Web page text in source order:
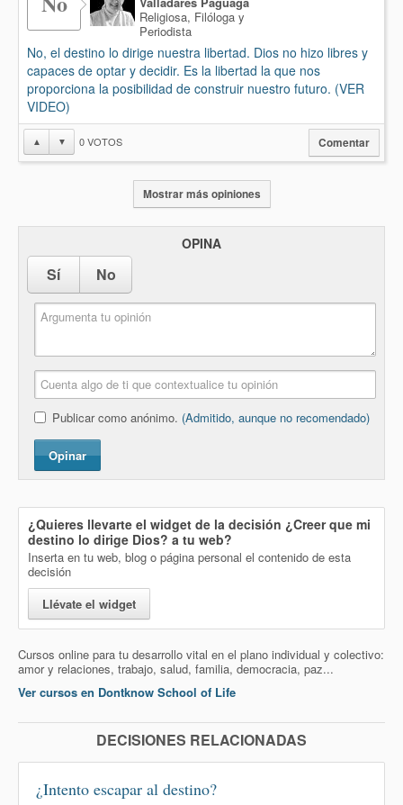
Religiosa, Filóloga y
Periodista
No, el destino lo dirige nuestra libertad. Dios no hizo libres y
capaces de optar y decidir. Es la libertad la que nos
proporciona la posibilidad de construir nuestro futuro. (VER
VIDEO)
▲ ▼ 0VOTOS Comentar
Mostrar más opiniones
OPINA
Sí No
Publicar como anónimo. (Admitido, aunque no recomendado)
Opinar
¿Quieres llevarte el widget de la decisión ¿Creer que mi
destino lo dirige Dios? a tu web?
Inserta en tu web, blog o página personal el contenido de esta
decisión
Llévate el widget
Cursos online para tu desarrollo vital en el plano individual y colectivo:
amor y relaciones, trabajo, salud, familia, democracia, paz...
Ver cursos en Dontknow School of Life
DECISIONES RELACIONADAS
¿Intento escapar al destino?